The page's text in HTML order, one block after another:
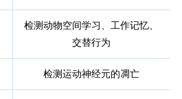
检测动物空间学习、工作记忆、
交替行为
检测运动神经元的凋亡